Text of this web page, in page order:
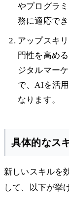
やプログラ
務に適応で
アップスキ
門性を高め
ジタルマー
で、AIを活
なります。
具体的なス
新しいスキルを
して、以下が挙